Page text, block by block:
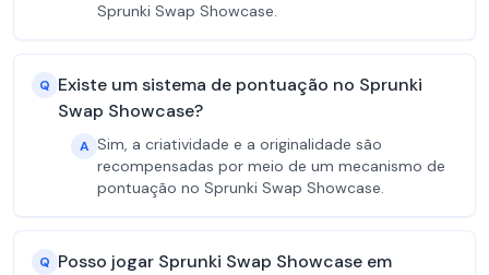
Sprunki Swap Showcase.
Q Existe um sistema de pontuação no Sprunki
Swap Showcase?
A Sim, a criatividade e a originalidade são
recompensadas por meio de um mecanismo de
pontuação no Sprunki Swap Showcase.
Q Posso jogar Sprunki Swap Showcase em